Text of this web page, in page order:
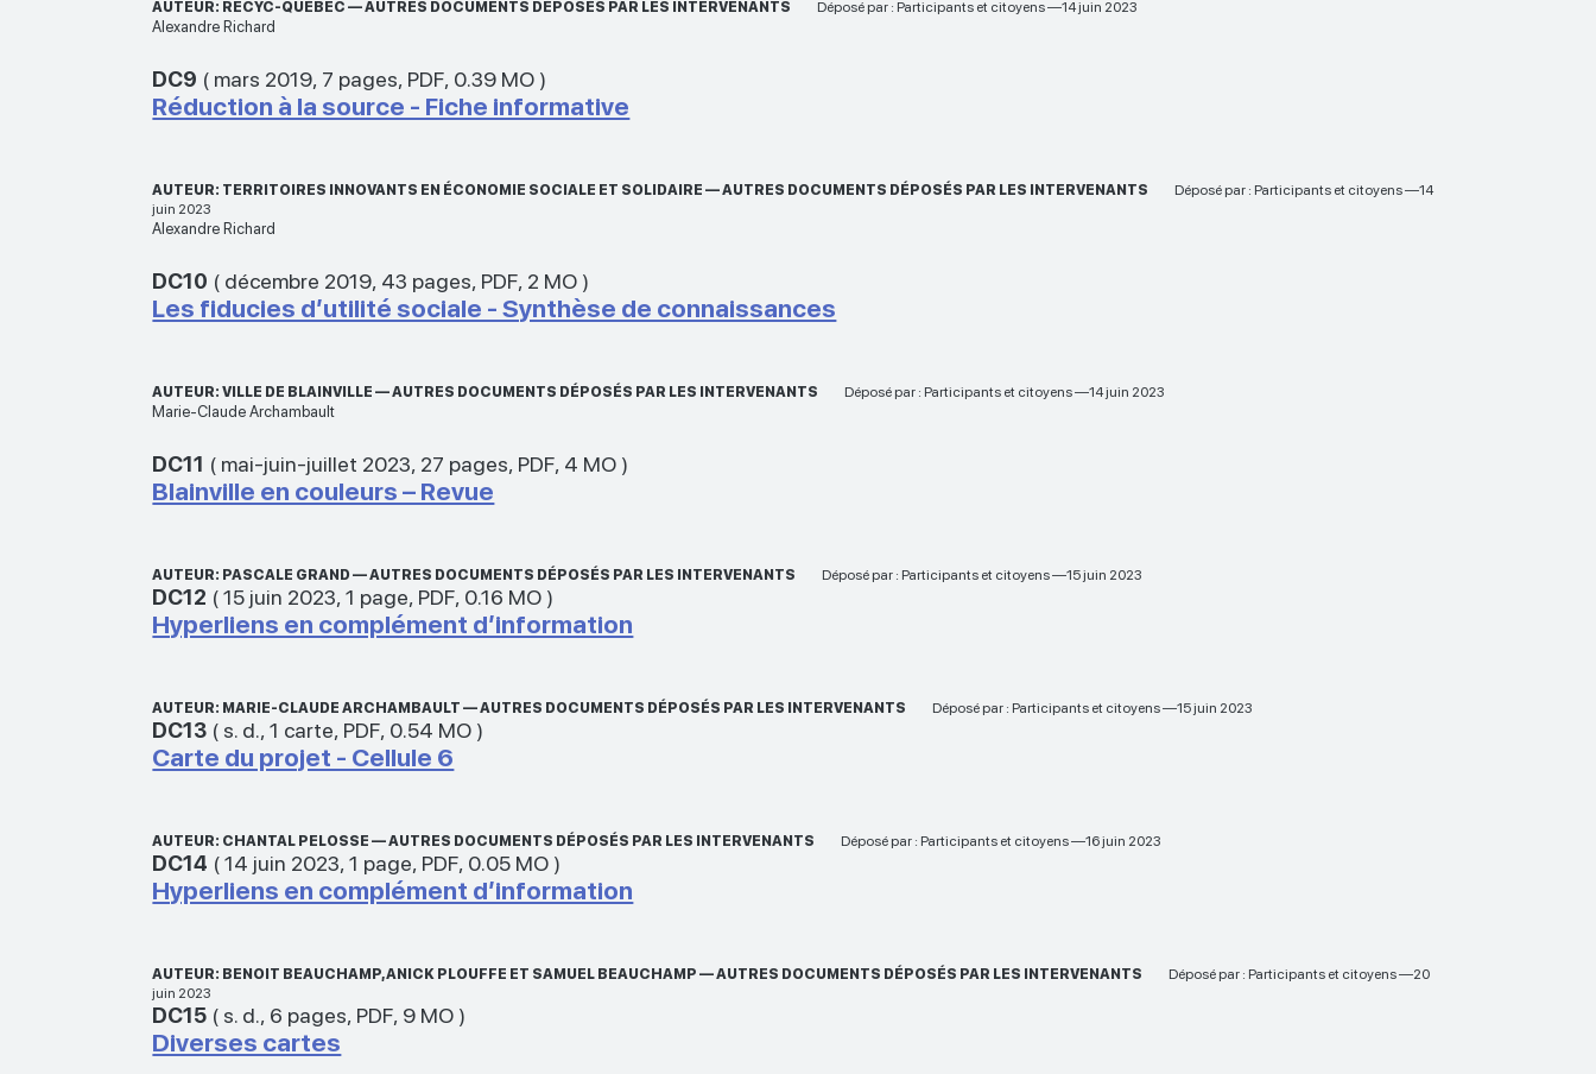
AUTEUR: RECYC-QUÉBEC — AUTRES DOCUMENTS DÉPOSÉS PAR LES INTERVENANTS Déposé par : Participants et citoyens —14 juin 2023
Alexandre Richard
DC9 ( mars 2019, 7 pages, PDF, 0.39 MO )
Réduction à la source - Fiche informative
AUTEUR: TERRITOIRES INNOVANTS EN ÉCONOMIE SOCIALE ET SOLIDAIRE — AUTRES DOCUMENTS DÉPOSÉS PAR LES INTERVENANTS
Déposé par : Participants et citoyens —14
juin 2023
Alexandre Richard
DC10 ( décembre 2019, 43 pages, PDF, 2 MO )
Les fiducies d’utilité sociale - Synthèse de connaissances
AUTEUR: VILLE DE BLAINVILLE — AUTRES DOCUMENTS DÉPOSÉS PAR LES INTERVENANTS Déposé par : Participants et citoyens —14 juin 2023
Marie-Claude Archambault
DC11 ( mai-juin-juillet 2023, 27 pages, PDF, 4 MO )
Blainville en couleurs – Revue
AUTEUR: PASCALE GRAND — AUTRES DOCUMENTS DÉPOSÉS PAR LES INTERVENANTS Déposé par : Participants et citoyens —15 juin 2023
DC12 (15 juin 2023,1 page, PDF, 0.16 MO )
Hyperliens en complément d’information
AUTEUR: MARIE-CLAUDE ARCHAMBAULT — AUTRES DOCUMENTS DÉPOSÉS PAR LES INTERVENANTS Déposé par : Participants et citoyens —15 juin 2023
DC13 ( s. d.,1 carte, PDF, 0.54 MO )
Carte du projet - Cellule 6
AUTEUR: CHANTAL PELOSSE — AUTRES DOCUMENTS DÉPOSÉS PAR LES INTERVENANTS Déposé par : Participants et citoyens —16 juin 2023
DC14 (14 juin 2023,1 page, PDF, 0.05 MO )
Hyperliens en complément d’information
AUTEUR: BENOIT BEAUCHAMP, ANICK PLOUFFE ET SAMUEL BEAUCHAMP — AUTRES DOCUMENTS DÉPOSÉS PAR LES INTERVENANTS
Déposé par : Participants et citoyens —20
juin 2023
DC15 ( s. d., 6 pages, PDF, 9 MO )
Diverses cartes